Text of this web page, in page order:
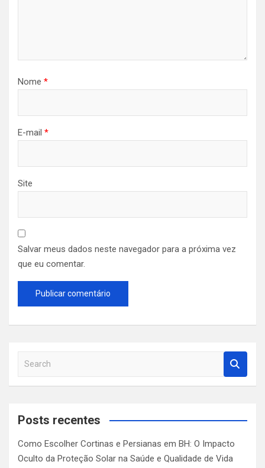
Nome *
E-mail *
Site
Salvar meus dados neste navegador para a próxima vez
que eu comentar.
a
c
Posts recentes
Como Escolher Cortinas e Persianas em BH: O Impacto
Oculto da Proteção Solar na Saúde e Qualidade de Vida